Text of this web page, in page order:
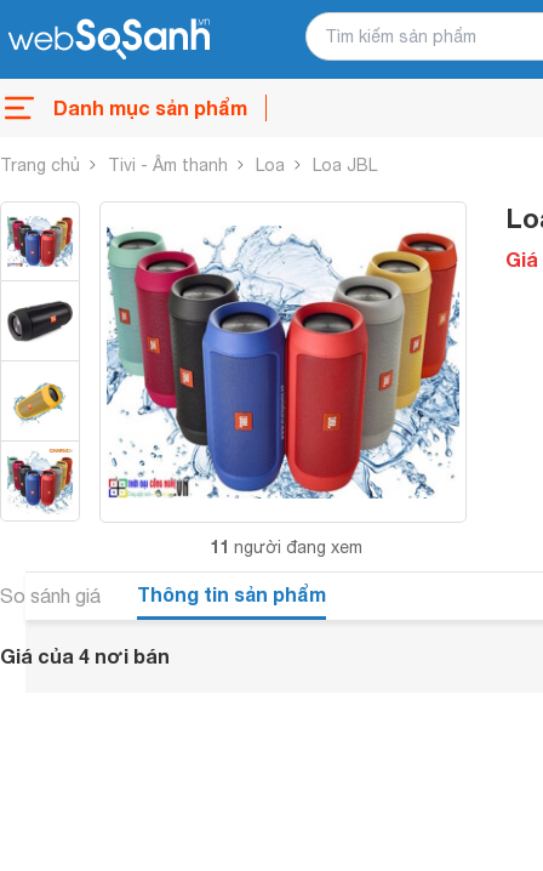
Danh mục sản phẩm
Trang chủ Tivi - Âm thanh Loa Loa JBL
11 người đang xem
Giá
So sánh giá Thông tin sản phẩm
Giá của 4 nơi bán